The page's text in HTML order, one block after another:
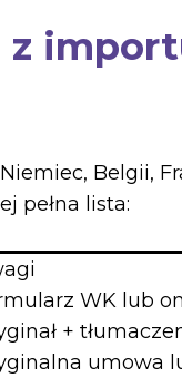
Belgii,
pełna lista:
WK lub
+
umowa